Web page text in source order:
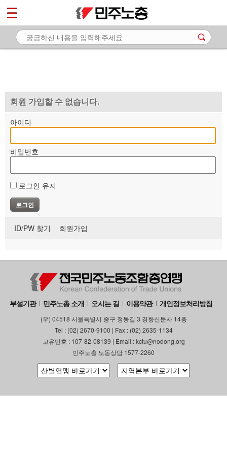
회원 가입할 수 없습니다.
아이디
비밀번호
로그인 유지
ID/PW 찾기 회원가입
부설기관 민주노총 소개 오시는 길 이용약관 개인정보처리방침
(우) 04518 서울특별시 중구 정동길 3 경향신문사 14층
Tel : (02) 2670-9100 | Fax : (02) 2635-1134
고유번호 : 107-82-08139 | Email : kctu@nodong.org
민주노총 노동상담 1577-2260
마이페이지
소개
자료
부설기관